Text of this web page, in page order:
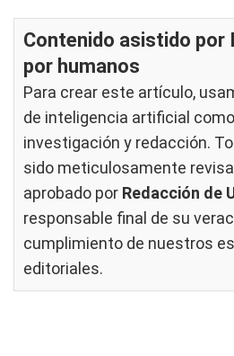
Contenido asistido por
por humanos
Para crear este artículo,
de inteligencia artificial
investigación y redacción.
sido meticulosamente
aprobado por Redacción de
responsable final de su
cumplimiento de nuestros
editoriales.